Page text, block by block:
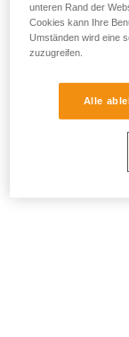
Im
zu
unteren Rand der
Cookies kann Ihre
Umständen wird eine
zuzugreifen.
Alle